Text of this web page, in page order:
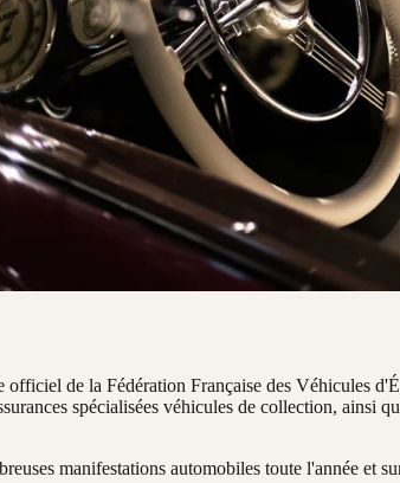
officiel de la Fédération Française des Véhicules
spécialisées véhicules de collection, ainsi
manifestations automobiles toute l'année et